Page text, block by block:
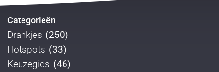
Categorieën
Drankjes (250)
Hotspots (33)
Keuzegids (46)